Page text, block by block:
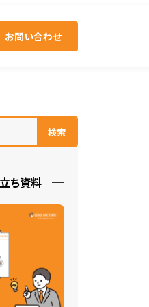
お問い合わせ
検索
ち資料